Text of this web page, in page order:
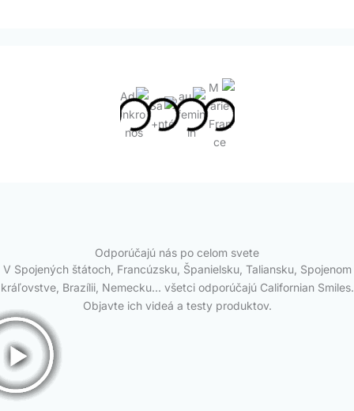
Odporúčajú nás po celom svete
V Spojených štátoch, Francúzsku, Španielsku, Taliansku, Spojenom
kráľovstve, Brazílii, Nemecku... všetci odporúčajú Californian Smiles.
Objavte ich videá a testy produktov.